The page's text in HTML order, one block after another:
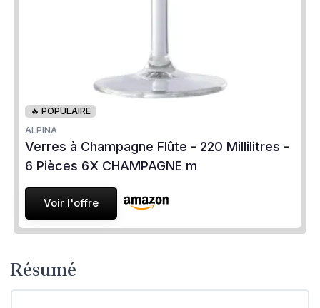
🔥 POPULAIRE
ALPINA
Verres à Champagne Flûte - 220 Millilitres -
6 Pièces 6X CHAMPAGNE m
Voir l'offre
Résumé